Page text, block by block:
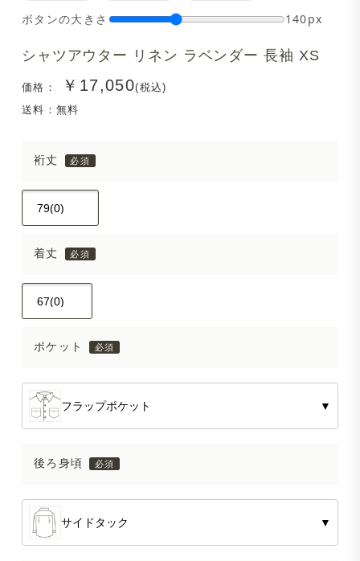
シャツアウター リネン ラベンダー 長袖 XS
価格： ￥17,050(税込)
送料：無料
裄丈
着丈
ポケット
フラップポケット ▼
後ろ身頃
サイドタック ▼
ボタンの大きさ 140px